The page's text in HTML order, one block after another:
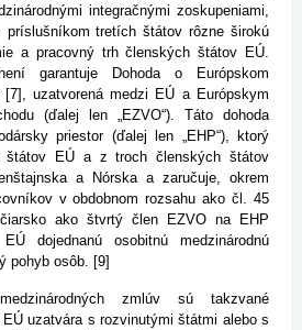
integračnými zoskupeniami,
príslušníkom tretích štátov rôzne širokú
a pracovný trh členských štátov EÚ.
garantuje Dohoda o Európskom
[7], uzatvorená medzi EÚ a Európskym
(ďalej len „EZVO“). Táto dohoda
priestor (ďalej len „EHP“), ktorý
štátov EÚ a z troch členských štátov
a Nórska a zaručuje, okrem
v obdobnom rozsahu ako čl. 45
ako štvrtý člen EZVO na EHP
dojednanú osobitnú medzinárodnú
pohyb osôb. [9]
zmlúv sú takzvané
uzatvára s rozvinutými štátmi alebo s